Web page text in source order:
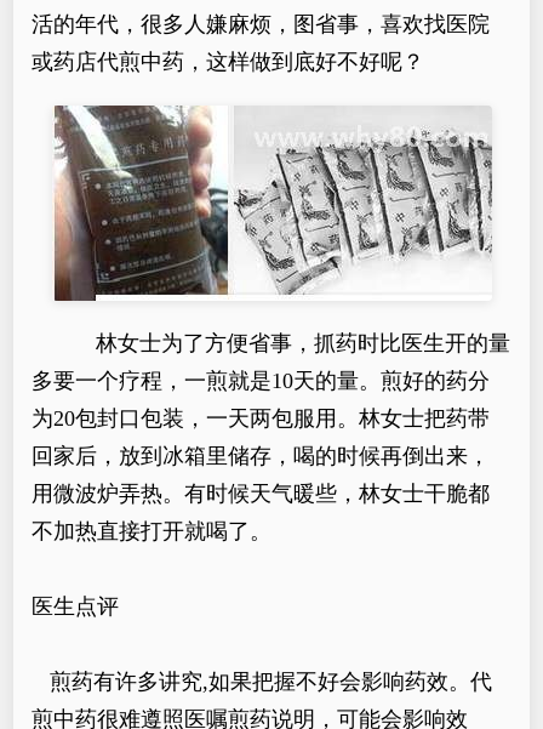
活的年代，很多人嫌麻烦，图省事，喜欢找医院
或药店代煎中药，这样做到底好不好呢？
林女士为了方便省事，抓药时比医生开的量
多要一个疗程，一煎就是10天的量。煎好的药分
为20包封口包装，一天两包服用。林女士把药带
回家后，放到冰箱里储存，喝的时候再倒出来，
用微波炉弄热。有时候天气暖些，林女士干脆都
不加热直接打开就喝了。
医生点评
煎药有许多讲究,如果把握不好会影响药效。代
煎中药很难遵照医嘱煎药说明，可能会影响效